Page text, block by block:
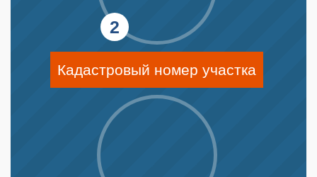
Кадастровый номер участка